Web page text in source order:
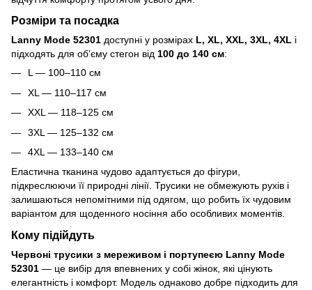
Розміри та посадка
Lanny Mode 52301 доступні у розмірах L, XL, XXL, 3XL, 4XL і
підходять для об’єму стегон від 100 до 140 см:
L — 100–110 см
XL — 110–117 см
XXL — 118–125 см
3XL — 125–132 см
4XL — 133–140 см
Еластична тканина чудово адаптується до фігури,
підкреслюючи її природні лінії. Трусики не обмежують рухів і
залишаються непомітними під одягом, що робить їх чудовим
варіантом для щоденного носіння або особливих моментів.
Кому підійдуть
Червоні трусики з мереживом і портупеєю Lanny Mode
52301 — це вибір для впевнених у собі жінок, які цінують
елегантність і комфорт. Модель однаково добре підходить для